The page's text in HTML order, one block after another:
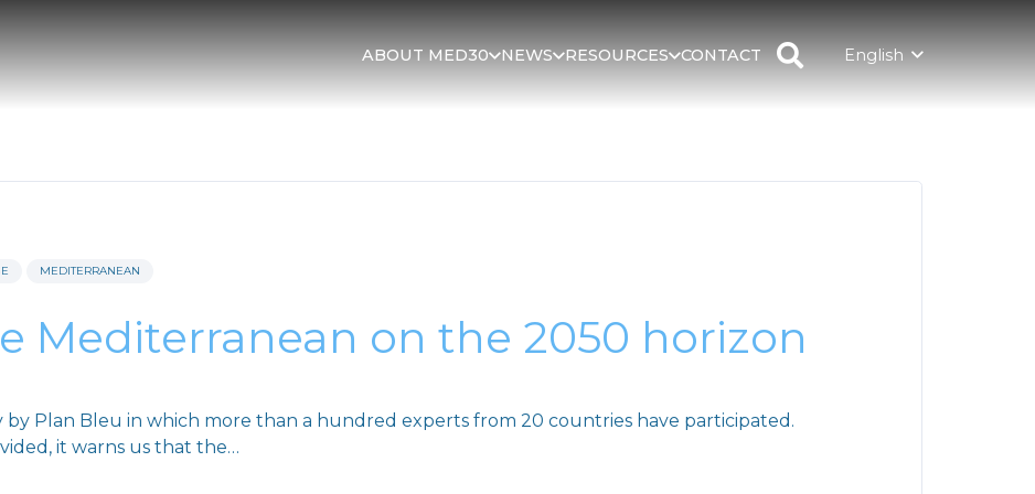
ABOUT MED30 NEWS RESOURCES CONTACT English
MEDITERRANEAN
Mediterranean on the 2050 horizon
by Plan Bleu in which more than a hundred experts from 20 countries have participated.
it warns us that the…